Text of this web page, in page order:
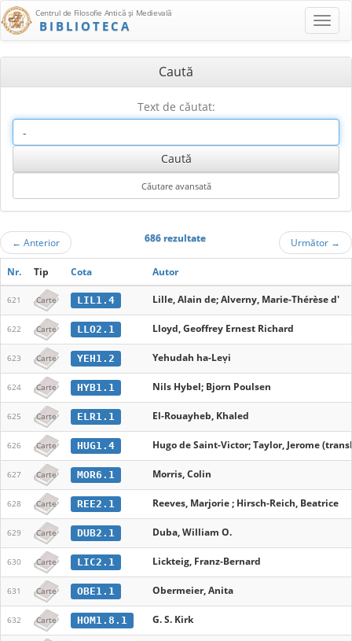
Centrul de Filosofie Antică şi Medievală
BIBLIOTECA
Caută
Text de căutat:
← Anterior 686 rezultate Următor →
Nr. Tip Cota Autor
621 Carte LIL1.4 Lille, Alain de; Alverny, Marie-Thérèse d'
622 Carte LLO2.1 Lloyd, Geoffrey Ernest Richard
623 Carte YEH1.2 Yehudah ha-Leṿi
624 Carte HYB1.1 Nils Hybel; Bjorn Poulsen
625 Carte ELR1.1 El-Rouayheb, Khaled
626 Carte HUG1.4 Hugo de Saint-Victor; Taylor, Jerome
627 Carte MOR6.1 Morris, Colin
628 Carte REE2.1 Reeves, Marjorie ; Hirsch-Reich, Beatrice
629 Carte DUB2.1 Duba, William O.
630 Carte LIC2.1 Lickteig, Franz-Bernard
631 Carte OBE1.1 Obermeier, Anita
632 Carte HOM1.8.1 G. S. Kirk